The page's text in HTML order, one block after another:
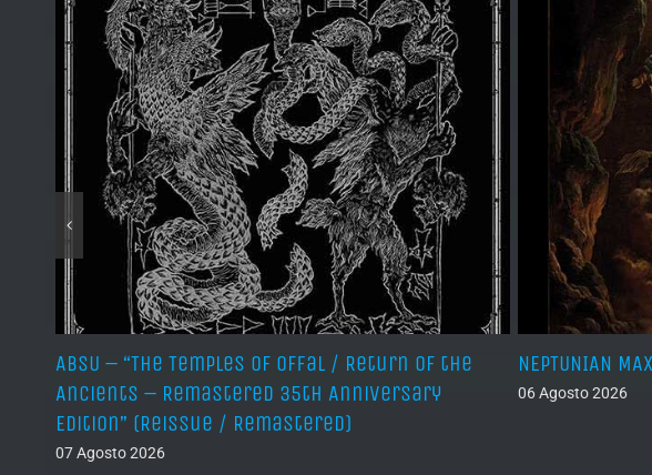
ABSU – “The Temples of Offal / Return of the
Ancients – Remastered 35th Anniversary
Edition” (Reissue / Remastered)
07 Agosto 2026
NEPTUNIAN
06 Agosto 2026